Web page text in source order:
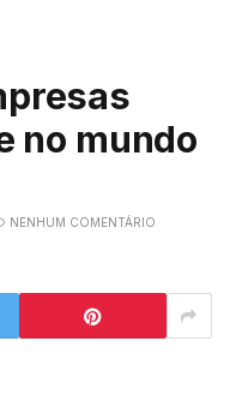
no mundo
NENHUM COMENTÁRIO